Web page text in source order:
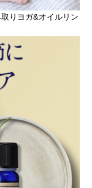
りヨガ&オイルリン